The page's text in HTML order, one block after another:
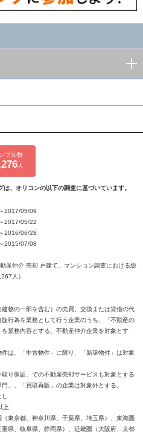
プル数
人
、オリコンの以下の調査に基づいています。
2017/05/09
2017/05/22
2016/06/28
2015/07/08
産仲介 売却 戸建て、マンション調査における総
人）
建物の一部を含む）の売買、交換または貸借の代
旋行為を業務として行う企業のうち、「不動産の
を業務内容とする、不動産仲介企業を対象とす
件は、「中古物件」に限り、「新築物件」は対象
取り保証」での不動産売却サービスも対象とする
」、「買取再販」の企業は対象外とする。
上
（東京都、神奈川県、千葉県、埼玉県）、東海圏
重県、岐阜県、静岡県）、近畿圏（大阪府、京都